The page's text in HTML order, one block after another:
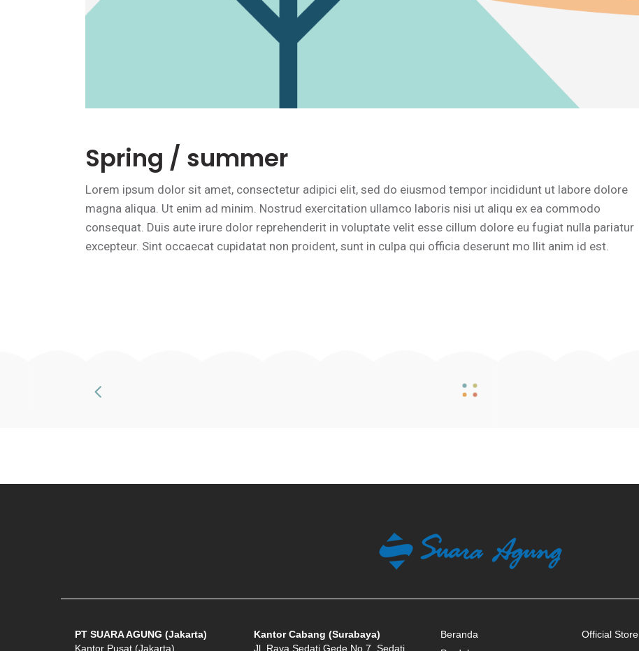
Spring / summer
Lorem ipsum dolor sit amet, consectetur adipici elit, sed do eiusmod tempor incididunt ut labore dolore
magna aliqua. Ut enim ad minim. Nostrud exercitation ullamco laboris nisi ut aliqu ex ea commodo
consequat. Duis aute irure dolor reprehenderit in voluptate velit esse cillum dolore eu fugiat nulla pariatur
excepteur. Sint occaecat cupidatat non proident, sunt in culpa qui officia deserunt mo llit anim id est.
PT SUARA AGUNG (Jakarta)
Kantor Pusat (Jakarta)
Kantor Cabang (Surabaya)
Jl. Raya Sedati Gede No.7, Sedati
Beranda
Official Store